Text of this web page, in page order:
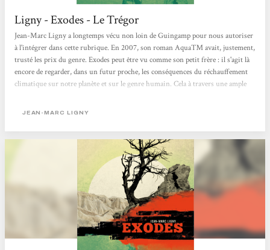
Ligny - Exodes - Le Trégor
Jean-Marc Ligny a longtemps vécu non loin de Guingamp pour nous autoriser
à l'intégrer dans cette rubrique. En 2007, son roman Aqua™ avait, justement,
trusté les prix du genre. Exodes peut être vu comme son petit frère : il s'agit là
encore de regarder, dans un futur proche, les conséquences du réchauffement
climatique sur notre planète et sur le genre humain. Cela à travers une ample
cette Terre ravagée, asséchée, dans ces villes détruites et dépeuplées. Dans un
JEAN-MARC LIGNY